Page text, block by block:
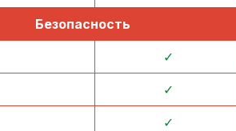
Безопасность
✓
✓
✓